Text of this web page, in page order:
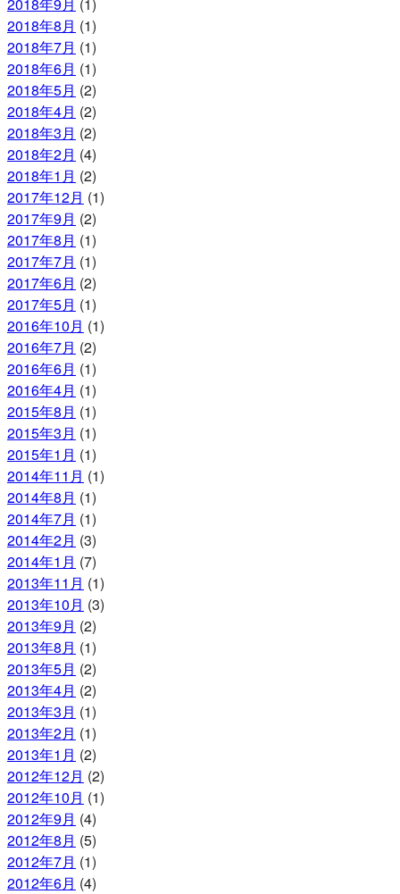
2018年8月 (1)
2018年7月 (1)
2018年6月 (1)
2018年5月 (2)
2018年4月 (2)
2018年3月 (2)
2018年2月 (4)
2018年1月 (2)
2017年12月 (1)
2017年9月 (2)
2017年8月 (1)
2017年7月 (1)
2017年6月 (2)
2017年5月 (1)
2016年10月 (1)
2016年7月 (2)
2016年6月 (1)
2016年4月 (1)
2015年8月 (1)
2015年3月 (1)
2015年1月 (1)
2014年11月 (1)
2014年8月 (1)
2014年7月 (1)
2014年2月 (3)
2014年1月 (7)
2013年11月 (1)
2013年10月 (3)
2013年9月 (2)
2013年8月 (1)
2013年5月 (2)
2013年4月 (2)
2013年3月 (1)
2013年2月 (1)
2013年1月 (2)
2012年12月 (2)
2012年10月 (1)
2012年9月 (4)
2012年8月 (5)
2012年7月 (1)
2012年6月 (4)